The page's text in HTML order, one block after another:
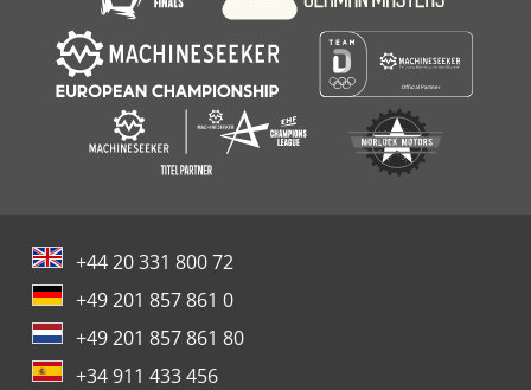
+44 20 331 800 72
+49 201 857 861 0
+49 201 857 861 80
+34 911 433 456